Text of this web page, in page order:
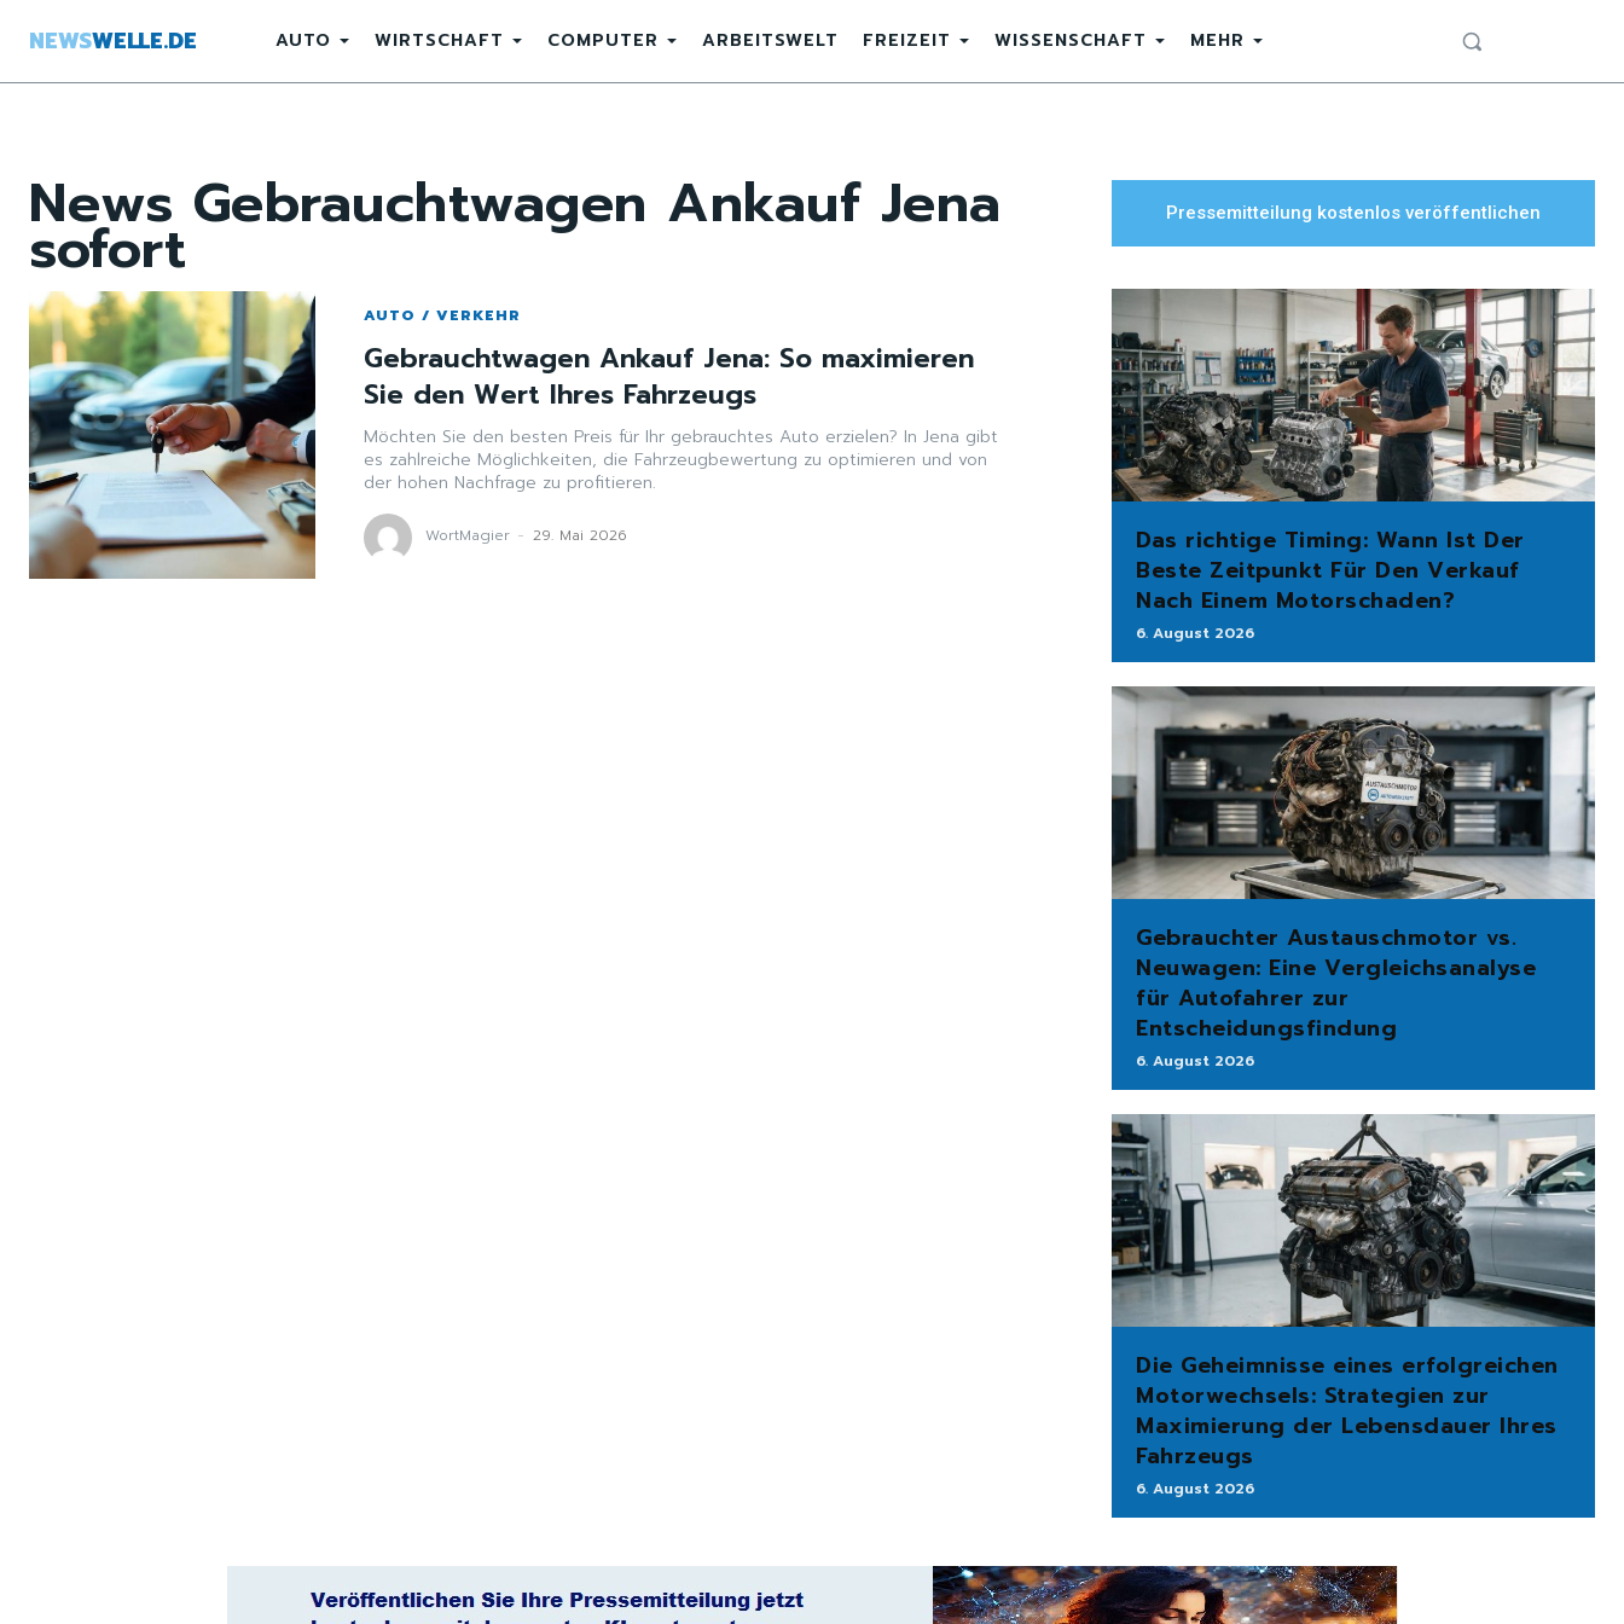
NEWSWELLE.DE AUTO WIRTSCHAFT COMPUTER ARBEITSWELT FREIZEIT WISSENSCHAFT MEHR
News Gebrauchtwagen Ankauf Jena
sofort
AUTO / VERKEHR
Gebrauchtwagen Ankauf Jena: So maximieren
Sie den Wert Ihres Fahrzeugs
Möchten Sie den besten Preis für Ihr gebrauchtes Auto erzielen? In Jena gibt
es zahlreiche Möglichkeiten, die Fahrzeugbewertung zu optimieren und von
der hohen Nachfrage zu profitieren.
WortMagier - 29. Mai 2026
Pressemitteilung kostenlos veröffentlichen
Das richtige Timing: Wann Ist Der
Beste Zeitpunkt Für Den Verkauf
Nach Einem Motorschaden?
6. August 2026
Gebrauchter Austauschmotor vs.
Neuwagen: Eine Vergleichsanalyse
für Autofahrer zur
Entscheidungsfindung
6. August 2026
Die Geheimnisse eines erfolgreichen
Motorwechsels: Strategien zur
Maximierung der Lebensdauer Ihres
Fahrzeugs
6. August 2026